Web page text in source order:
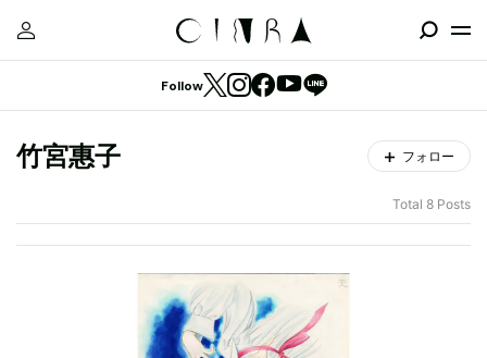
Follow
竹宮惠子 フォロー
Total 8 Posts